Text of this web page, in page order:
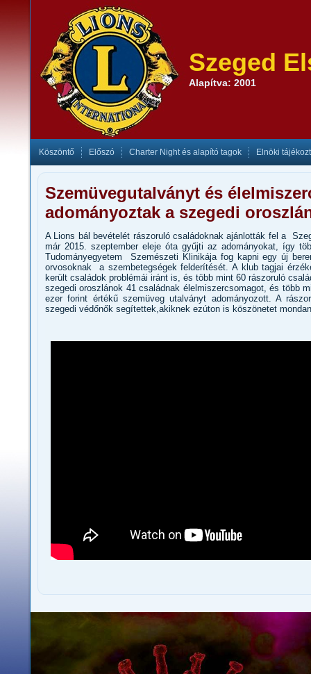
Szeged
Alapítva: 2001
Köszöntő Előszó Charter Night és alapító tagok Elnöki
Szemüvegutalványt és
adományoztak a szegedi
A Lions bál bevételét rászoruló családoknak ajánlották fel a
már 2015. szeptember eleje óta gyűjti az adományokat, így
Tudományegyetem Szemészeti Klinikája fog kapni egy új
orvosoknak a szembetegségek felderítését. A klub tagjai
került családok problémái iránt is, és több mint 60 rászoruló
szegedi oroszlánok 41 családnak élelmiszercsomagot, és több
ezer forint értékű szemüveg utalványt adományozott. A
szegedi védőnők segítettek,akiknek ezúton is köszönetet